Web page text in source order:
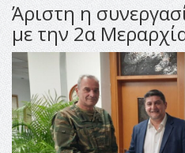
Άριστη η
με την 2α